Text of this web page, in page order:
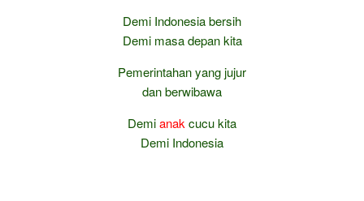
Demi Indonesia bersih
Demi masa depan kita
Pemerintahan yang jujur
dan berwibawa
Demianak cucu kita
Demi Indonesia